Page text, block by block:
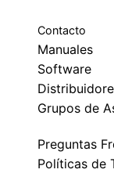
Contacto
Manuales
Software
Grupos de
Preguntas
Políticas de